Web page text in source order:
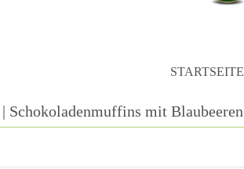
STARTSEITE
Schokoladenmuffins mit Blaubeeren